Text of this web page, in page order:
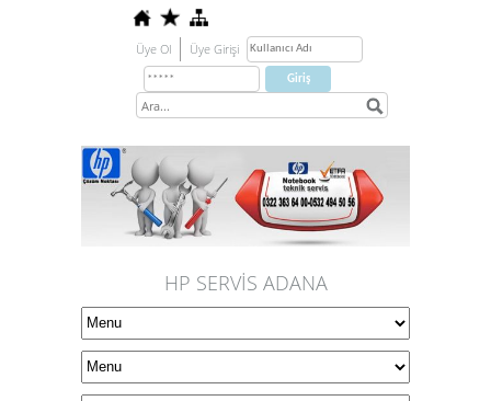
Üye Ol Üye Girişi
HP SERVİS ADANA